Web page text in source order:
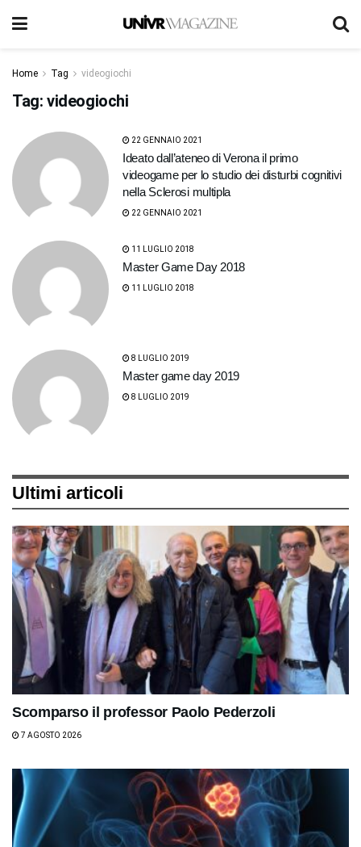
Home Tag videogiochi
Tag: videogiochi
22 GENNAIO 2021
Ideato dall’ateneo di Verona il primo
videogame per lo studio dei disturbi cognitivi
nella Sclerosi multipla
22 GENNAIO 2021
11 LUGLIO 2018
Master Game Day 2018
11 LUGLIO 2018
8 LUGLIO 2019
Master game day 2019
8 LUGLIO 2019
Ultimi articoli
Scomparso il professor Paolo Pederzoli
7 AGOSTO 2026